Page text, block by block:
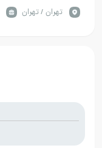
تهران / تهران